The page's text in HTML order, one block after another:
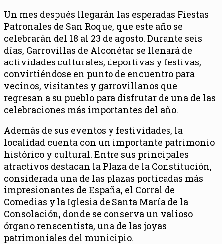
Un mes después llegarán las esperadas Fiestas
Patronales de San Roque, que este año se
celebrarán del 18 al 23 de agosto. Durante seis
días, Garrovillas de Alconétar se llenará de
actividades culturales, deportivas y festivas,
convirtiéndose en punto de encuentro para
vecinos, visitantes y garrovillanos que
regresan a su pueblo para disfrutar de una de las
celebraciones más importantes del año.
Además de sus eventos y festividades, la
localidad cuenta con un importante patrimonio
histórico y cultural. Entre sus principales
atractivos destacan la Plaza de la Constitución,
considerada una de las plazas porticadas más
impresionantes de España, el Corral de
Comedias y la Iglesia de Santa María de la
Consolación, donde se conserva un valioso
órgano renacentista, una de las joyas
patrimoniales del municipio.